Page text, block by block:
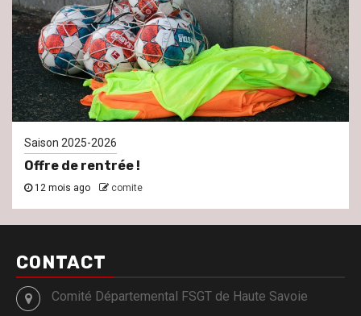
Saison 2025-2026
Offre de rentrée !
12 mois ago comite
CONTACT
Comité Départemental FSGT de Haute Savoie